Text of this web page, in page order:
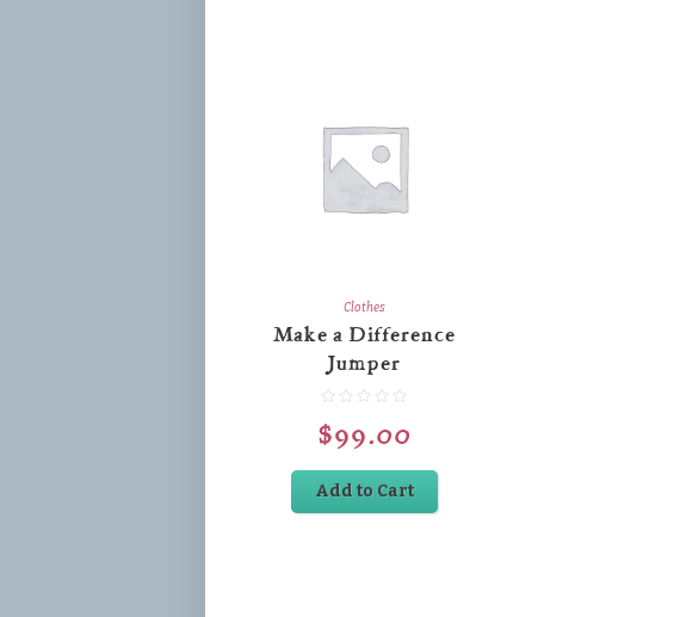
Clothes
Make a Difference
Jumper
$99.00
Add to Cart